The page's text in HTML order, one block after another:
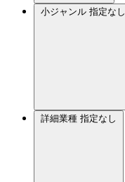
小ジャンル 指定なし
詳細業種 指定なし